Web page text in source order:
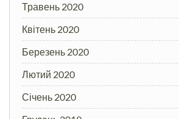
Травень 2020
Квітень 2020
Березень 2020
Лютий 2020
Січень 2020